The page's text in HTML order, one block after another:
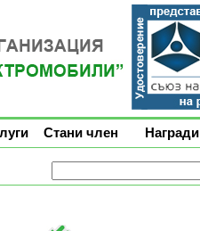
Стани член Награди